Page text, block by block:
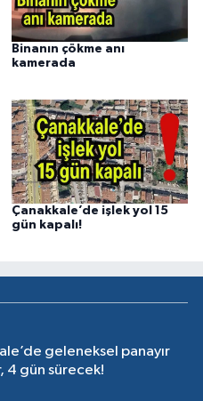
Binanın çökme anı
kamerada
Çanakkale’de işlek yol 15
gün kapalı!
geleneksel panayır
4 gün sürecek!